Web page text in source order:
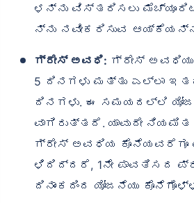
ಳನ್ನು ವಿಸ್ತರಿಸಲು
ನ್ನು ನವೀಕರಿಸುವ
ಗ್ರೇಸ್ ಅವಧಿ: ಗ್ರೇಸ್
5 ದಿನಗಳು ಮತ್ತು ಎಲ್ಲಾ
ದಿನಗಳು. ಈ ಸಮಯದಲ್ಲಿ
ವಾಗಿರುತ್ತದೆ. ಯಾವುದೇ ನಿಯಮಿತ
ಗ್ರೇಸ್ ಅವಧಿಯ ಕೊನೆಯವರೆಗೂ
ಳಿದಿದ್ದರೆ, 1ನೇ ಪಾವತಿಸದ
ದಿನಾಂಕದಿಂದ ಯೋಜನೆಯು